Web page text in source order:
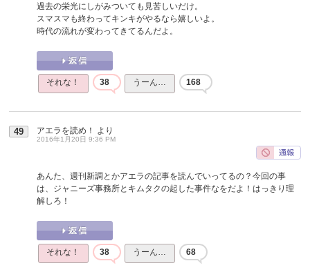
過去の栄光にしがみついても見苦しいだけ。
スマスマも終わってキンキがやるなら嬉しいよ。
時代の流れが変わってきてるんだよ。
それな！ 38 うーん… 168
49 アエラを読め！ より
2016年1月20日 9:36 PM
あんた、週刊新調とかアエラの記事を読んでいってるの？今回の事
は、ジャニーズ事務所とキムタクの起した事件なをだよ！はっきり理
解しろ！
それな！ 38 うーん… 68